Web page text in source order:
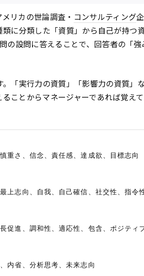
リカの世論調査・ コンサルティング
に分類した「資質」から自己が持つ
の設問に答えることで、回答者の「強
「実行力の資質」「影響力の資質」
ことからマネージャーであれば覚え
重さ、信念、責任感、達成欲、目標志向
上志向、自我、自己確信、社交性、指令
促進、調和性、適応性、包含、ポジティ